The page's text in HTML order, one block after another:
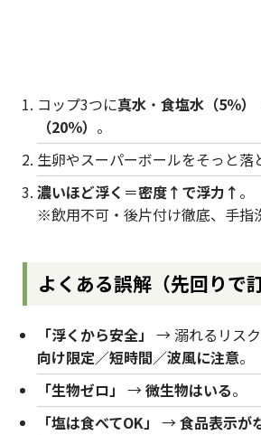
コップ3つに真水 ・ 食塩水（5％）
（20％） 。
生卵やスーパーボールをそっと落
濃いほど浮く ＝密度↑で浮力↑ 。
※飲用不可・後片付け徹底、手指
よくある誤解（先回りで訂
「浮くから安全」 → 溺れるリスク
向け限定／短時間／波風に注意。
「生物ゼロ」 →微生物はいる。
「塩は食べてOK」 →食品表示が